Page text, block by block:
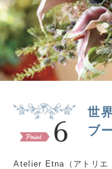
6
世
ブ
Atelier Etna（アトリエ